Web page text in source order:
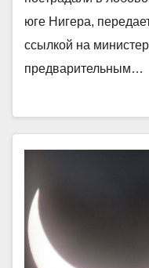
юге Нигера,
ссылкой на
предварительным…